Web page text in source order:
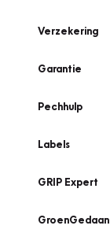
Verzekering
Garantie
Pechhulp
Labels
GRIP Expert
GroenGedaan